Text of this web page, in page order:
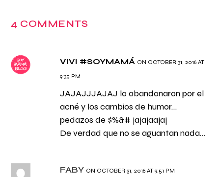
4 COMMENTS
VIVI #SOYMAMÁ ON OCTOBER 31, 2016 AT
9:35 PM
JAJAJJJAJAJ lo abandonaron por el
acné y los cambios de humor…
pedazos de $%&# jajajaajaj
De verdad que no se aguantan nada…
FABY ON OCTOBER 31, 2016 AT 9:51 PM